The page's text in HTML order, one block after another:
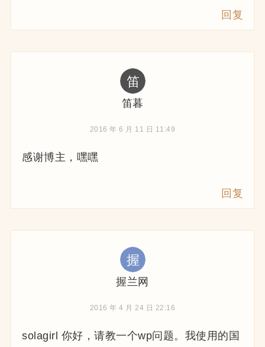
回复
笛暮
2016 年 6 月 11 日 11:49
感谢博主，嘿嘿
回复
握兰网
2016 年 4 月 24 日 22:16
solagirl 你好，请教一个wp问题。我使用的国